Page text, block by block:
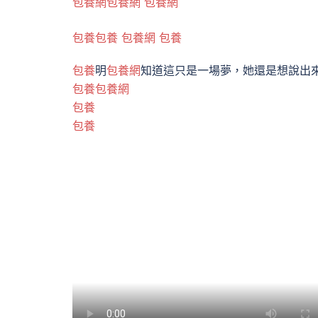
包養包養 包養網 包養
包養明包養網知道這只是一場夢，她還是想說出
包養包養網
包養
包養